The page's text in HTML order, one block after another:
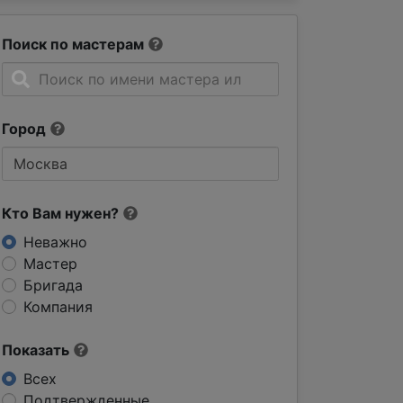
Поиск по мастерам
Город
Кто Вам нужен?
Неважно
Мастер
Бригада
Компания
Показать
Всех